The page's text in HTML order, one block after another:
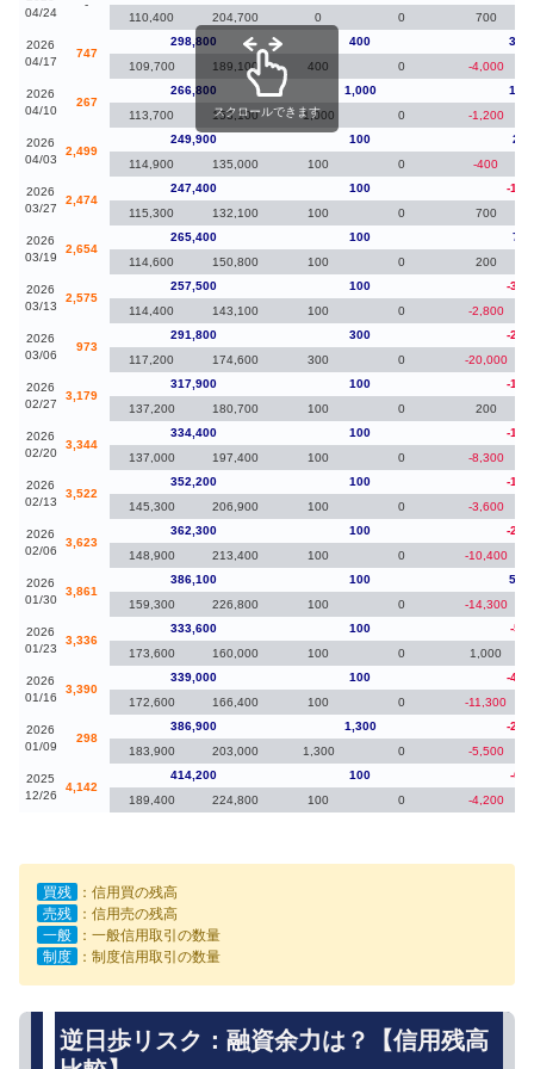
04/24
-
110,400
204,700 0 0 700
2026
04/17
747
298,800 400
109,700
189,100 400 0 -4,000
2026
04/10
267
266,800 1,000
113,700
153,100 1,000 0 -1,200
2026
04/03
2,499
249,900 100
114,900
135,000 100 0 -400
2026
03/27
2,474
247,400 100
-
115,300
132,100 100 0 700
2026
03/19
2,654
265,400 100
114,600
150,800 100 0 200
2026
03/13
2,575
257,500 100
-
114,400
143,100 100 0 -2,800
2026
03/06
973
291,800 300
-
117,200
174,600 300 0 -20,000
2026
02/27
3,179
317,900 100
-
137,200
180,700 100 0 200
2026
02/20
3,344
334,400 100
-
137,000
197,400 100 0 -8,300
2026
02/13
3,522
352,200 100
-
145,300
206,900 100 0 -3,600
2026
02/06
3,623
362,300 100
-
148,900
213,400 100 0 -10,400
2026
01/30
3,861
386,100 100
159,300
226,800 100 0 -14,300
2026
01/23
3,336
333,600 100
-
173,600
160,000 100 0 1,000
2026
01/16
3,390
339,000 100
-
172,600
166,400 100 0 -11,300
2026
01/09
298
386,900 1,300
-
183,900
203,000 1,300 0 -5,500
2025
12/26
4,142
414,200 100
-
189,400
224,800 100 0 -4,200
スクロールできます
買残
：信用買の残高
売残
：信用売の残高
一般
：一般信用取引の数量
制度
：制度信用取引の数量
逆日歩リスク：融資余力は？【信用残高